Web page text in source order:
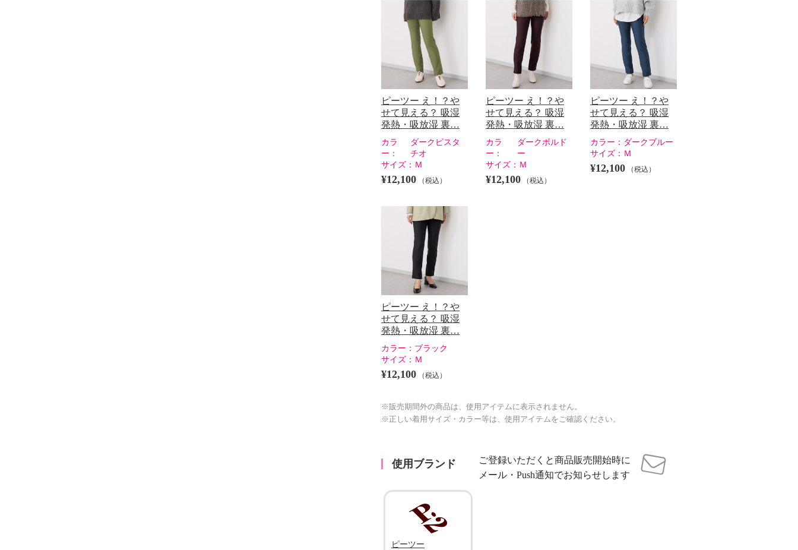
ピーツー え！？や
せて見える？ 吸湿
発熱・吸放湿 裏…
カラ
ー：
ダークピスタ
チオ
サイズ： Ｍ
¥12,100 （税込）
ピーツー え！？や
せて見える？ 吸湿
発熱・吸放湿 裏…
カラ
ー：
ダークボルド
ー
サイズ： Ｍ
¥12,100 （税込）
ピーツー え！？や
せて見える？ 吸湿
発熱・吸放湿 裏…
カラー： ダークブルー
サイズ： Ｍ
¥12,100 （税込）
ピーツー え！？や
せて見える？ 吸湿
発熱・吸放湿 裏…
カラー： ブラック
サイズ： Ｍ
¥12,100 （税込）
※販売期間外の商品は、使用アイテムに表示されません。
※正しい着用サイズ・カラー等は、使用アイテムをご確認ください。
使用ブランド
ご登録いただくと商品販売開始時に
メール・Push通知でお知らせします
ピーツー